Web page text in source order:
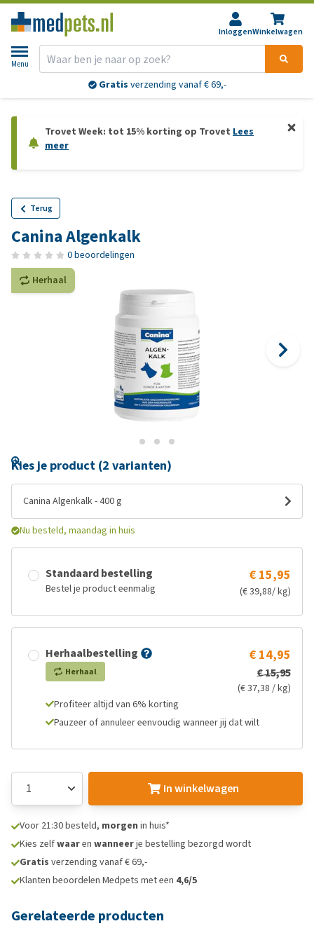
InloggenWinkelwagen
Menu
Gratis verzending vanaf € 69,-
Trovet Week: tot 15% korting op Trovet Lees
meer
Terug
Canina Algenkalk
0 beoordelingen
Herhaal
Kies je product (2 varianten)
Canina Algenkalk - 400 g
Nu besteld, maandag in huis
Standaard bestelling
Bestel je product eenmalig
€ 15,95
(€ 39,88/ kg)
Herhaalbestelling
Herhaal
€ 14,95
€ 15,95
(€ 37,38 / kg)
Profiteer altijd van 6% korting
Pauzeer of annuleer eenvoudig wanneer jij dat wilt
In winkelwagen
Voor 21:30 besteld, morgen in huis*
Kies zelfwaaren wanneerje bestelling bezorgd wordt
Gratis verzending vanaf € 69,-
Klanten beoordelen Medpets met een 4,6/5
Gerelateerde producten